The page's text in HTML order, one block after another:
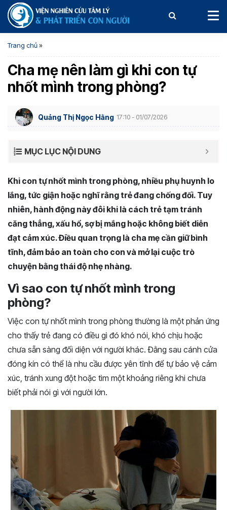
Trang chủ»
Cha mẹ nên làm gì khi con tự
nhốt mình trong phòng?
Quảng Thị Ngọc Hằng 17:10 - 01/07/2026
MỤC LỤC NỘI DUNG
Khi con tự nhốt mình trong phòng, nhiều phụ huynh lo
lắng, tức giận hoặc nghĩ rằng trẻ đang chống đối. Tuy
nhiên, hành động này đôi khi là cách trẻ tạm tránh
căng thẳng, xấu hổ, sợ bị mắng hoặc không biết diễn
đạt cảm xúc. Điều quan trọng là cha mẹ cần giữ bình
tĩnh, đảm bảo an toàn cho con và mở lại cuộc trò
chuyện bằng thái độ nhẹ nhàng.
Vì sao con tự nhốt mình trong
phòng?
Việc con tự nhốt mình trong phòng thường là một phản ứng
cho thấy trẻ đang có điều gì đó khó nói, khó chịu hoặc
chưa sẵn sàng đối diện với người khác. Đằng sau cánh cửa
đóng kín có thể là nhu cầu được yên tĩnh để tự bảo vệ cảm
xúc, tránh xung đột hoặc tìm một khoảng riêng khi chưa
biết phải nói gì với người lớn.